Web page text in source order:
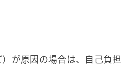
が原因の場合は、自己負担